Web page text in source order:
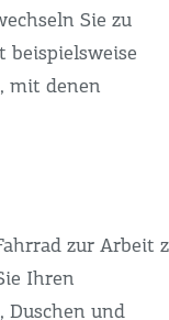
Sie zu
beispielsweise
mit denen
zur Arbeit
Ihren
und